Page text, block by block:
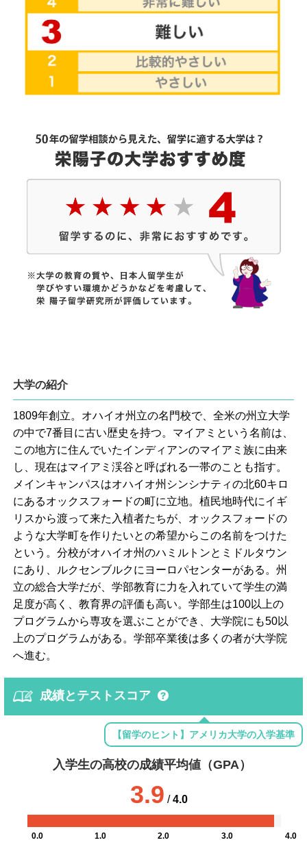
大学の紹介
1809年創立。オハイオ州立の名門校で、全米の州立大学
の中で7番目に古い歴史を持つ。マイアミという名前は、
この地方に住んでいたインディアンのマイアミ族に由来
し、現在はマイアミ渓谷と呼ばれる一帯のことも指す。
メインキャンパスはオハイオ州シンシナティの北60キロ
にあるオックスフォードの町に立地。植民地時代にイギ
リスから渡って来た入植者たちが、オックスフォードの
ような大学町を作りたいとの希望からこの名前をつけた
という。分校がオハイオ州のハミルトンとミドルタウン
にあり、ルクセンブルクにヨーロパセンターがある。州
立の総合大学だが、学部教育に力を入れていて学生の満
足度が高く、教育界の評価も高い。学部生は100以上の
プログラムから専攻を選ぶことができ、大学院にも50以
上のプログラムがある。学部卒業後は多くの者が大学院
へ進む。
成績とテストスコア
【留学のヒント】アメリカ大学の入学基準
入学生の高校の成績平均値（GPA）
3.9 /4.0
0.0 1.0 2.0 3.0 4.0